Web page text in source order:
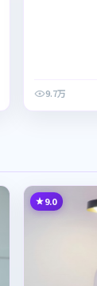
9.7万
9.0